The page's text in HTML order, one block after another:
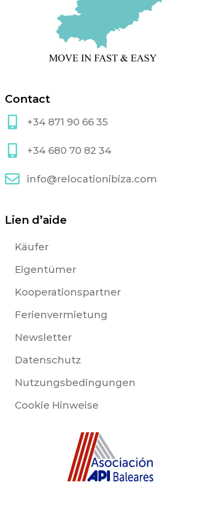
Contact
+34 871 90 66 35
+34 680 70 82 34
info@relocationibiza.com
Lien d’aide
Käufer
Eigentümer
Kooperationspartner
Ferienvermietung
Newsletter
Datenschutz
Nutzungsbedingungen
Cookie Hinweise